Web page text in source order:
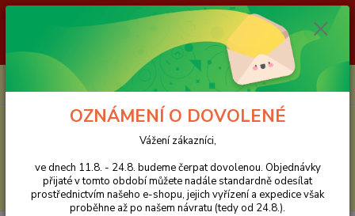
Vážení zákazníci, ve dnech 11.8. - 24.8. budeme čerpat dovolenou.
Objednávky přijaté v tomto období můžete nadále standardně odesílat
prostřednictvím našeho e-shopu, jejich vyřízení a expedice však proběhne
až po našem návratu (tedy od 24.8.). Děkujeme za pochopení a trpělivost.
CZK
Hledat
0
za0 Kč
OZNÁMENÍ O DOVOLENÉ
Vážení zákazníci,
ve dnech 11.8. - 24.8. budeme čerpat dovolenou. Objednávky
přijaté v tomto období můžete nadále standardně odesílat
prostřednictvím našeho e-shopu, jejich vyřízení a expedice však
proběhne až po našem návratu (tedy od 24.8.).